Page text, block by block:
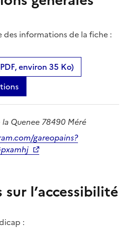
informations de la fiche :
environ 35 Ko)
la Quenee 78490 Méré
gareopains?
l’accessibilité
: